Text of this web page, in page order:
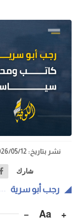
نشر بتاريخ: 2026/05/12
شارك
رجب أبو سرية
+
Aa
−